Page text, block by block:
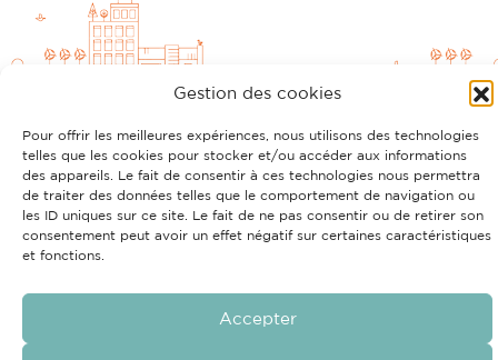
Gestion des cookies
Pour offrir les meilleures expériences, nous utilisons des technologies
telles que les cookies pour stocker et/ou accéder aux informations
des appareils. Le fait de consentir à ces technologies nous permettra
de traiter des données telles que le comportement de navigation ou
les ID uniques sur ce site. Le fait de ne pas consentir ou de retirer son
consentement peut avoir un effet négatif sur certaines caractéristiques
et fonctions.
Accepter
Politique RGPD Mentions légales Cookies
Découvrez aussi